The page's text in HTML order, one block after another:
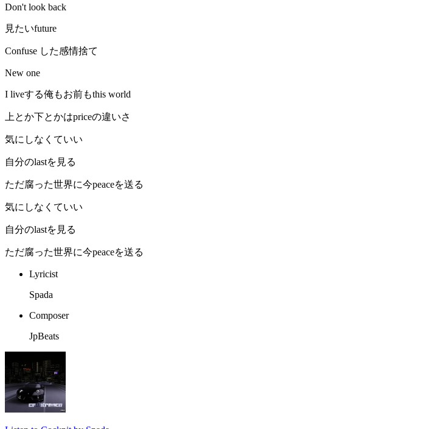
Don't look back
見たいfuture
Confuse した感情捨て
New one
I liveする俺もお前もthis world
上とか下とかはpriceの違いさ
気にしなくていい
自分のlastを見る
ただ腐った世界に今peaceを送る
気にしなくていい
自分のlastを見る
ただ腐った世界に今peaceを送る
Lyricist
Spada
Composer
JpBeats